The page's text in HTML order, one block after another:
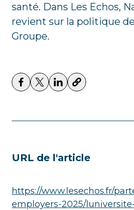
santé. Dans Les Echos,
revient sur la politique
Groupe.
URL de l'article
https://www.lesechos.fr/
employers-2025/